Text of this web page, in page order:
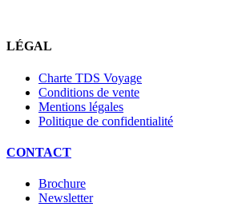
LÉGAL
Charte TDS Voyage
Conditions de vente
Mentions légales
Politique de confidentialité
CONTACT
Brochure
Newsletter